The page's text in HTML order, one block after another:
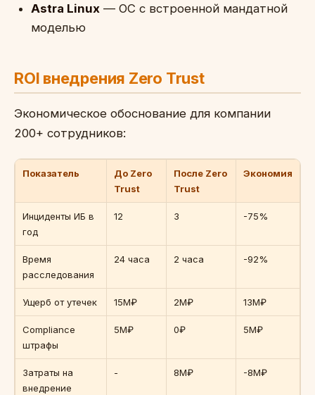
Astra Linux — ОС с встроенной мандатной
моделью
ROI внедрения Zero Trust
Экономическое обоснование для компании
200+ сотрудников:
Показатель
До Zero
Trust
После Zero
Trust
Экономия
Инциденты ИБ в
год
12 3 -75%
Время
расследования
24 часа 2 часа -92%
Ущерб от утечек 15M₽ 2M₽ 13M₽
Compliance
штрафы
5M₽ 0₽ 5M₽
Затраты на
внедрение
- 8M₽ -8M₽